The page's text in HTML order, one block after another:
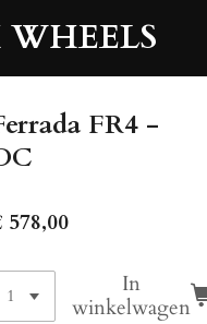
FR4 -
578,00
In
winkelwagen